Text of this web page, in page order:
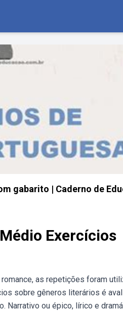
gabarito | Caderno de
Exercícios
as repetições foram
sobre gêneros literários é
Narrativo ou épico, lírico e